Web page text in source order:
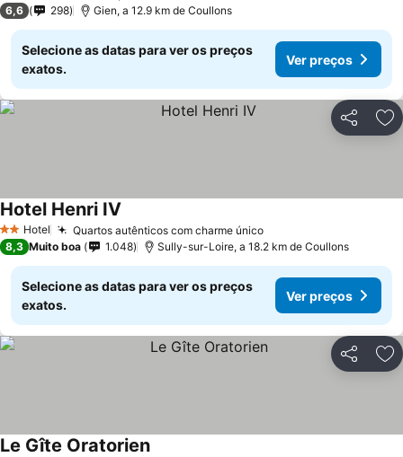
6,6
298 Gien, a 12.9 km de Coullons
Selecione as datas para ver os preços
exatos.
Ver preços
Partilhar
2 Estrelas
Hotel Quartos autênticos com charme único
Hotel Henri IV
8,3 Muito boa 1.048 Sully-sur-Loire, a 18.2 km de Coullons
Selecione as datas para ver os preços
exatos.
Ver preços
Partilhar
Le Gîte Oratorien